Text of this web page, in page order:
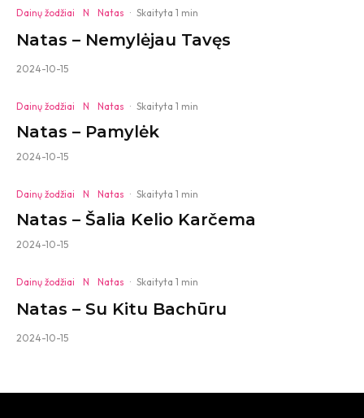
Dainų žodžiai N Natas · Skaityta 1 min
Natas – Nemylėjau Tavęs
2024-10-15
Dainų žodžiai N Natas · Skaityta 1 min
Natas – Pamylėk
2024-10-15
Dainų žodžiai N Natas · Skaityta 1 min
Natas – Šalia Kelio Karčema
2024-10-15
Dainų žodžiai N Natas · Skaityta 1 min
Natas – Su Kitu Bachūru
2024-10-15